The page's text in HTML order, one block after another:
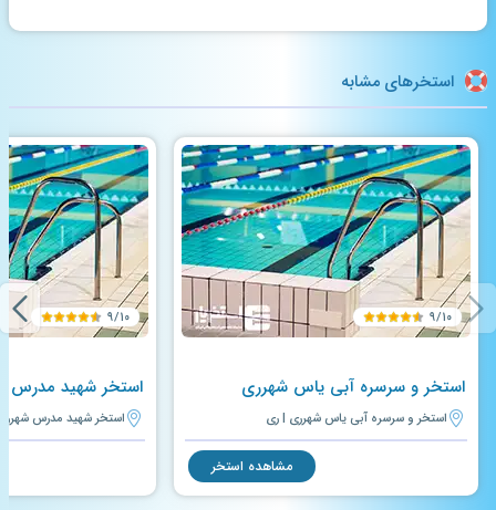
استخرهای مشابه
۹/۱۰
استخر و سرسره آبی یاس شهرری
استخر و سرسره آبی یاس شهرری | ری
مشاهده استخر
۹/۱۰
استخر شهید مدرس
استخر شهید مدرس